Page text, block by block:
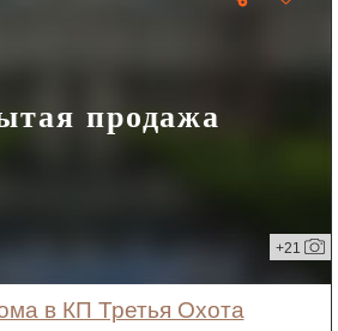
продажа
+21
в КП Третья Охота